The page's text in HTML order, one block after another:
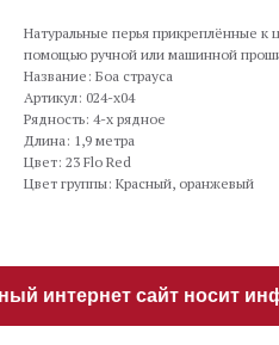
Натуральные перья прикреплённые к
помощью ручной или машинной
Название: Боа страуса
Артикул: 024-х04
Рядность: 4-х рядное
Длина: 1,9 метра
Цвет: 23 Flo Red
Цвет группы: Красный, оранжевый
интернет сайт носит